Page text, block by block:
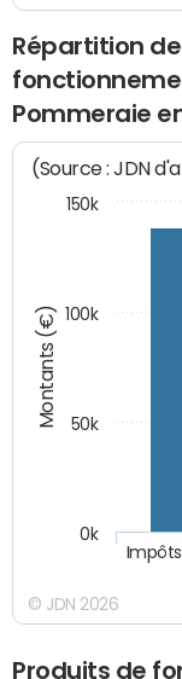
Répartition
Pommeraie
Montants (€)
(Source : JDN
0k
50k
100k
150k
© JDN 2026
Produits de